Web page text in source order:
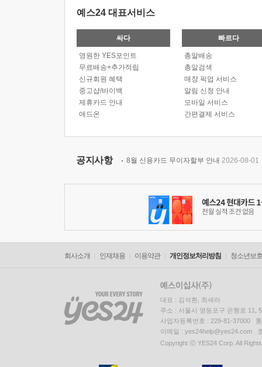
예스24 대표서비스
싸다
영원한 YES포인트
무료배송+추가적립
신규회원 혜택
중고샵/바이백
제휴카드 안내
애드온
빠르다
총알배송
총알검색
매장 픽업 서비스
알림 신청 안내
모바일 서비스
간편결제 서비스
공지사항 8월 신용카드 무이자할부 안내 2026-08-01
회사소개 인재채용 이용약관 개인정보처리방침 청소년보
대표 : 김석환, 최세라
주소 : 서울시 영등포구 은행로 11,
사업자등록번호 : 229-81-37000
이메일 : yes24help@yes24.com
Copyright ⓒ YES24 Corp. All